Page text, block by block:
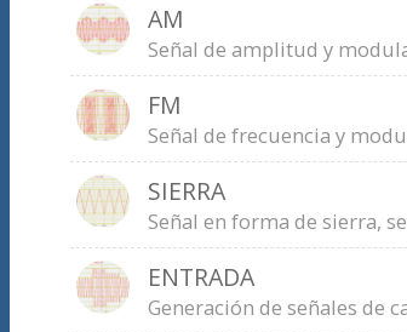
AM
Señal de amplitud y
FM
Señal de frecuencia y
SIERRA
Señal en forma de sierra,
ENTRADA
Generación de señales de